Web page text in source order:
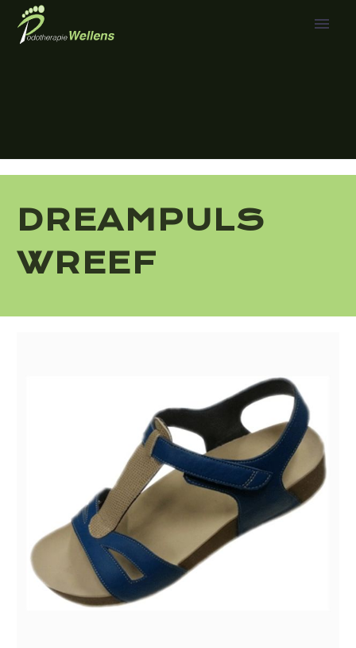
DREAMPULS
WREEF